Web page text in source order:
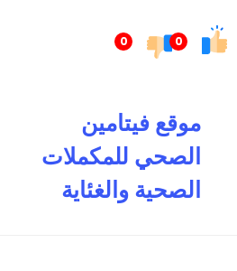
0
0إلى
موقع فيتامين
الصحي للمكملات
الصحية والغئاية